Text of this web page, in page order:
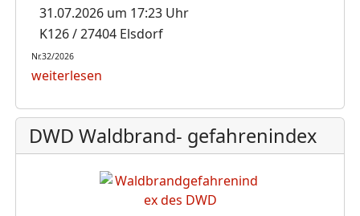
31.07.2026 um 17:23 Uhr
K126 / 27404 Elsdorf
Nr.32/2026
weiterlesen
DWD Waldbrand- gefahrenindex